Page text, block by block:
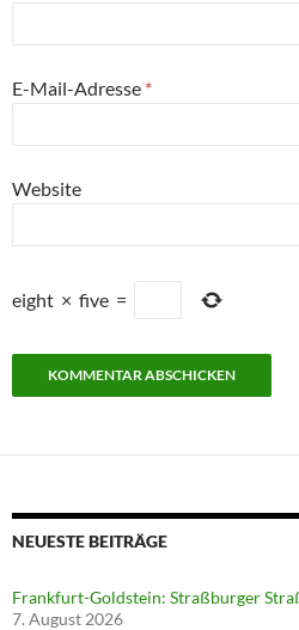
E-Mail-Adresse *
Website
eight × five =
NEUESTE BEITRÄGE
Frankfurt-Goldstein: Straßburger
7. August 2026